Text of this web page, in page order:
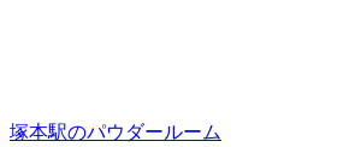
塚本駅のパウダールーム